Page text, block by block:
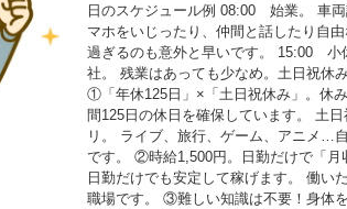
日のスケジュール例 08:00 始業。 車
マホをいじったり、仲間と話したり自
過ぎるのも意外と早いです。 15:00
社。 残業はあっても少なめ。土日祝休
①「年休125日」×「土日祝休み」。休
間125日の休日を確保しています。 土
リ。 ライブ、旅行、ゲーム、アニメ…
です。 ②時給1,500円。日勤だけで「月
日勤だけでも安定して稼げます。 働い
職場です。 ③難しい知識は不要！身体